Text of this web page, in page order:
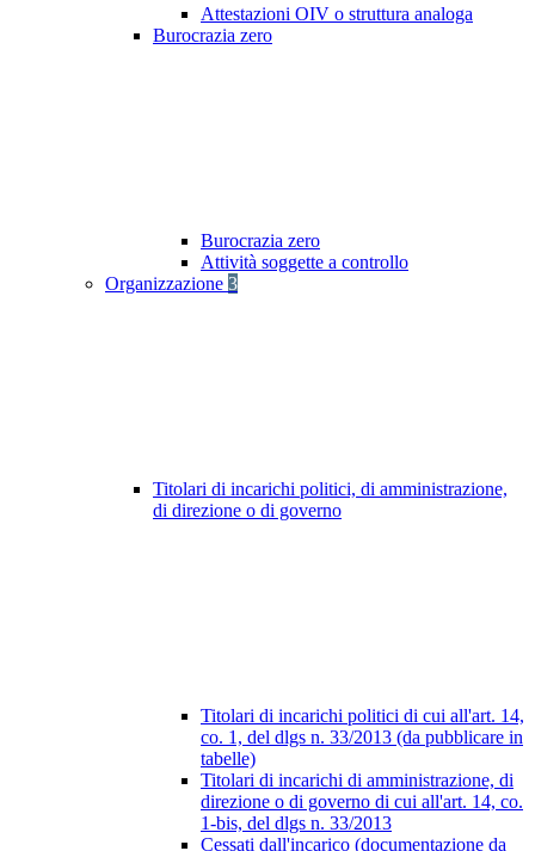
Attestazioni OIV o struttura analoga
Burocrazia zero
Burocrazia zero
Attività soggette a controllo
Organizzazione 3
Titolari di incarichi politici, di amministrazione,
di direzione o di governo
Titolari di incarichi politici di cui all'art. 14,
co. 1, del dlgs n. 33/2013 (da pubblicare in
tabelle)
Titolari di incarichi di amministrazione, di
direzione o di governo di cui all'art. 14, co.
1-bis, del dlgs n. 33/2013
Cessati dall'incarico (documentazione da